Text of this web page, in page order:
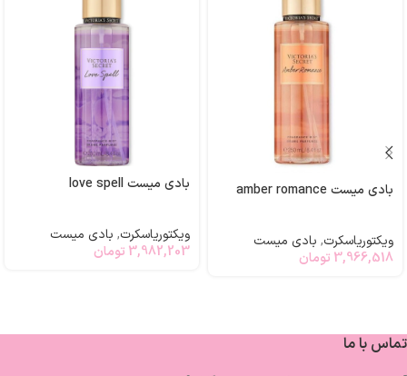
بادی میست amber romance
ویکتوریاسکرت, بادی میست
3,966,518 تومان
بادی میست love spell
ویکتوریاسکرت, بادی میست
3,982,203 تومان
تماس با ما